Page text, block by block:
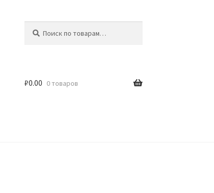
₽0.00 0 товаров